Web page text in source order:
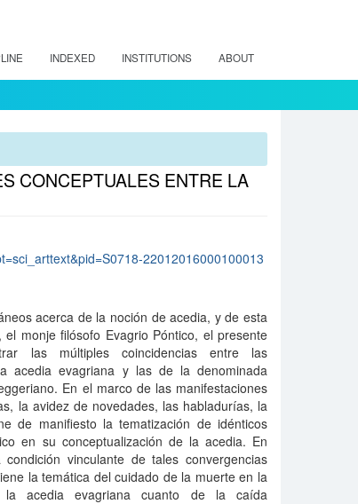
INDEXED INSTITUTIONS ABOUT
CONCEPTUALES ENTRE LA
22012016000100013
acerca de la noción de acedia, y de esta
monje filósofo Evagrio Póntico, el presente
las múltiples coincidencias entre las
acedia evagriana y las de la denominada
En el marco de las manifestaciones
la avidez de novedades, las habladurías, la
de manifiesto la tematización de idénticos
en su conceptualización de la acedia. En
vinculante de tales convergencias
la temática del cuidado de la muerte en la
acedia evagriana cuanto de la caída